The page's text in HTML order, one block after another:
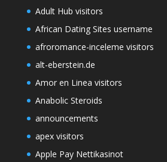
Adult Hub visitors
African Dating Sites username
afroromance-inceleme visitors
alt-eberstein.de
Amor en Linea visitors
Anabolic Steroids
announcements
apex visitors
Apple Pay Nettikasinot